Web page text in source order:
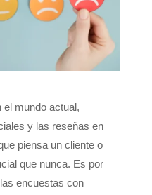
el mundo actual,
y las reseñas en
piensa un cliente o
que nunca. Es por
encuestas con